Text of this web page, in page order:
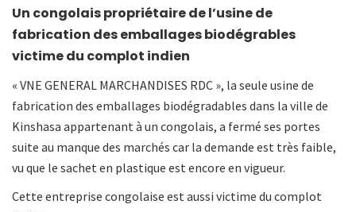
Un congolais propriétaire de l’usine de
fabrication des emballages biodégrables
victime du complot indien
« VNE GENERAL MARCHANDISES RDC », la seule usine de
fabrication des emballages biodégradables dans la ville de
Kinshasa appartenant à un congolais, a fermé ses portes
suite au manque des marchés car la demande est très faible,
vu que le sachet en plastique est encore en vigueur.
Cette entreprise congolaise est aussi victime du complot